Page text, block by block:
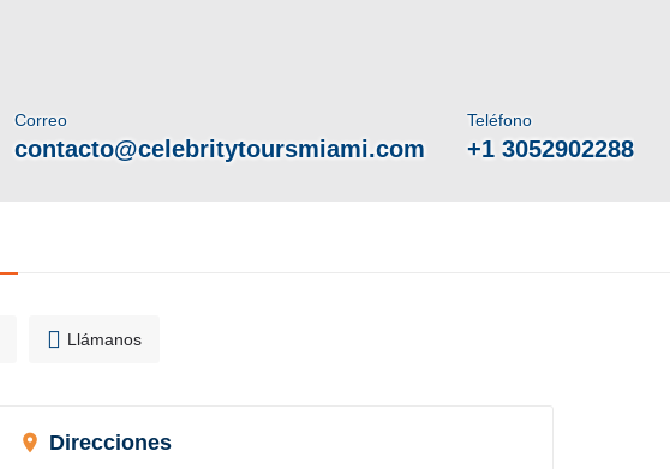
Correo
contacto@celebritytoursmiami.com
Teléfono
+1 3052902288
Llámanos
Direcciones